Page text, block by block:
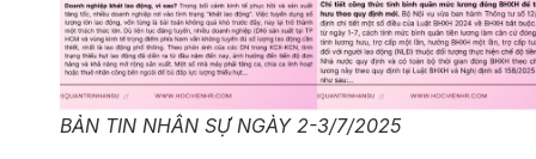
BẢN TIN NHÂN SỰ NGÀY 2-3/7/2025